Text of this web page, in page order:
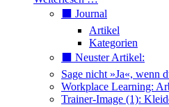
⬛️ Journal
Artikel
Kategorien
⬛️ Neuster Artikel:
Sage nicht »Ja«, wenn
Workplace Learning:
Trainer-Image (1):